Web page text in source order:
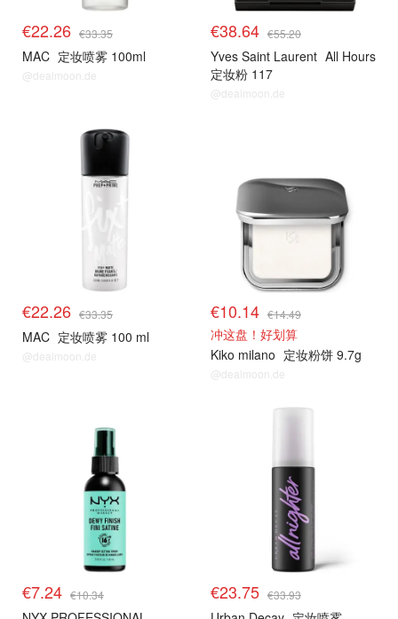
€22.26 €33.35
MAC 定妆喷雾 100ml
@dealmoon.de
€38.64 €55.20
Yves Saint Laurent All Hours
定妆粉 117
@dealmoon.de
€22.26 €33.35
MAC 定妆喷雾 100 ml
@dealmoon.de
€10.14 €14.49
冲这盘！好划算
Kiko milano 定妆粉饼 9.7g
@dealmoon.de
€7.24 €10.34 €23.75 €33.93